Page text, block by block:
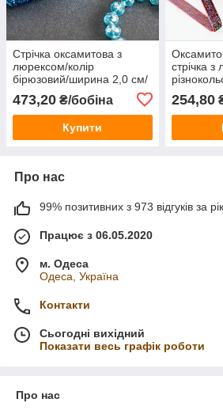
Стрічка оксамитова з
люрексом/колір
бірюзовий/ширина 2,0 см/
473,20 ₴/бобіна
Купити
стрічка
254,80
Про нас
99% позитивних з 973 відгуків за рік
Працює з 06.05.2020
м. Одеса
Одеса, Україна
Контакти
Сьогодні вихідний
Показати весь графік роботи
Про нас